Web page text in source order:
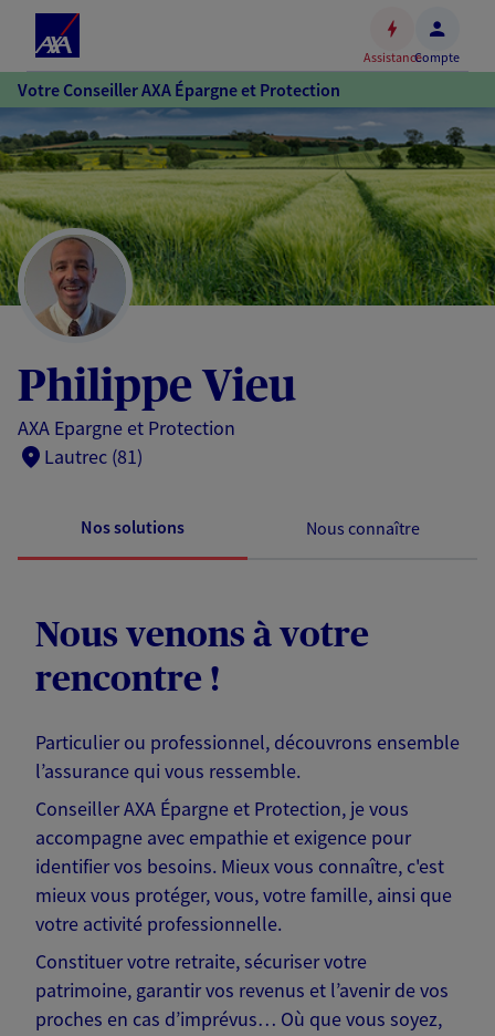
Accéder
au
contenu
principal
Accéder
au
pied
de
page
AssistanceCompte
Votre Conseiller AXA Épargne et Protection
Philippe Vieu
AXA Epargne et Protection
Lautrec (81)
Nos solutions Nous connaître
Nous venons à votre
rencontre !
Particulier ou professionnel, découvrons ensemble
l’assurance qui vous ressemble.
Conseiller AXA Épargne et Protection, je vous
accompagne avec empathie et exigence pour
identifier vos besoins. Mieux vous connaître, c'est
mieux vous protéger, vous, votre famille, ainsi que
votre activité professionnelle.
Constituer votre retraite, sécuriser votre
patrimoine, garantir vos revenus et l’avenir de vos
proches en cas d’imprévus… Où que vous soyez,